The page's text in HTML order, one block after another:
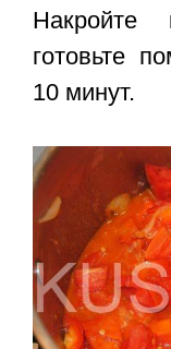
готовьте
10 минут.